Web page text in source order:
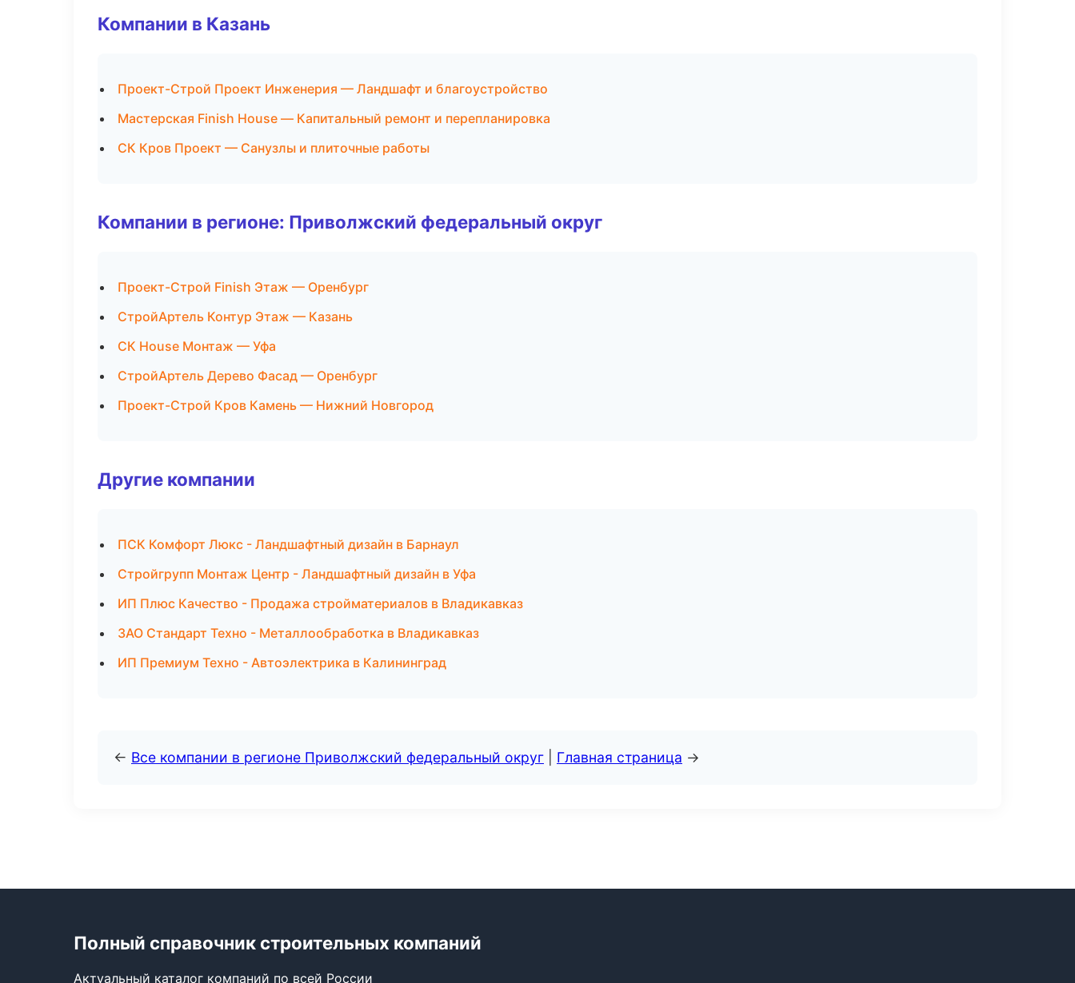
Компании в Казань
Проект-Строй Проект Инженерия — Ландшафт и благоустройство
Мастерская Finish House — Капитальный ремонт и перепланировка
СК Кров Проект — Санузлы и плиточные работы
Компании в регионе: Приволжский федеральный округ
Проект-Строй Finish Этаж — Оренбург
СтройАртель Контур Этаж — Казань
СК House Монтаж — Уфа
СтройАртель Дерево Фасад — Оренбург
Проект-Строй Кров Камень — Нижний Новгород
Другие компании
ПСК Комфорт Люкс - Ландшафтный дизайн в Барнаул
Стройгрупп Монтаж Центр - Ландшафтный дизайн в Уфа
ИП Плюс Качество - Продажа стройматериалов в Владикавказ
ЗАО Стандарт Техно - Металлообработка в Владикавказ
ИП Премиум Техно - Автоэлектрика в Калининград
← Все компании в регионе Приволжский федеральный округ Главная страница →
Полный справочник строительных компаний
Актуальный каталог компаний по всей России